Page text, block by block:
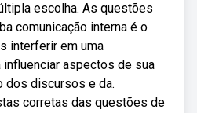
escolha. As questões
comunicação interna é o
interferir em uma
influenciar aspectos de sua
dos discursos e da.
corretas das questões de